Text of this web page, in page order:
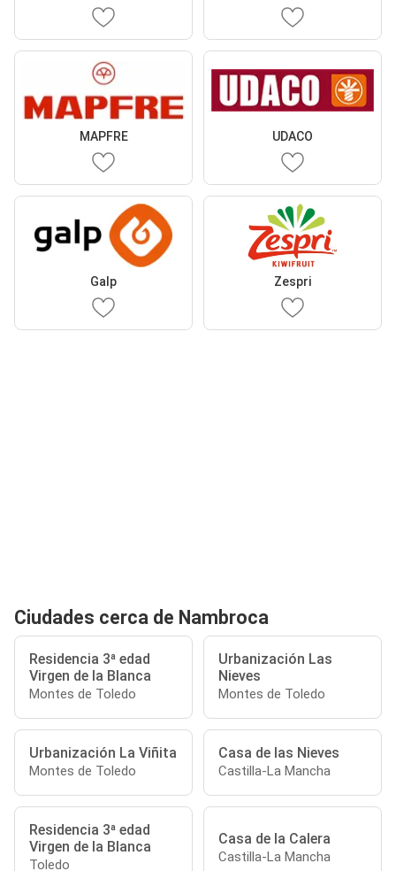
MAPFRE UDACO
Galp Zespri
Ciudades cerca de Nambroca
Residencia 3ª edad
Virgen de la Blanca
Montes de Toledo
Urbanización Las
Nieves
Montes de Toledo
Urbanización La Viñita
Montes de Toledo
Casa de las Nieves
Castilla-La Mancha
Residencia 3ª edad
Virgen de la Blanca
Toledo
Casa de la Calera
Castilla-La Mancha